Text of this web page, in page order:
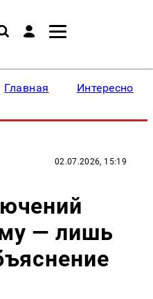
Главная Интересное
02.07.2026, 15:19
— лишь